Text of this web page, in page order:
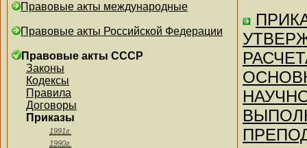
Правовые акты международные
Правовые акты Российской Федерации
Правовые акты СССР
Законы
Кодексы
Правила
Договоры
Приказы
1991г.
1990г.